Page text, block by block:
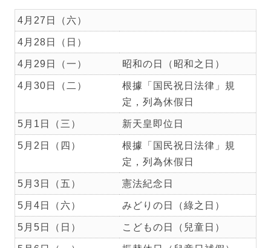
4月27日（六）
4月28日（日）
4月29日（一） 昭和の日（昭和之日）
4月30日（二）
根據「国民祝日法律」規
定，列為休假日
5月1日（三） 新天皇即位日
5月2日（四）
根據「国民祝日法律」規
定，列為休假日
5月3日（五） 憲法紀念日
5月4日（六） みどりの日（綠之日）
5月5日（日） こどもの日（兒童日）